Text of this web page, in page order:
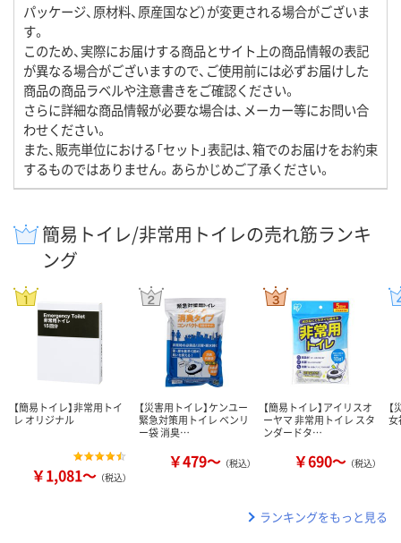
パッケージ、原材料、原産国など）が変更される場合がございま
す。
このため、実際にお届けする商品とサイト上の商品情報の表記
が異なる場合がございますので、ご使用前には必ずお届けした
商品の商品ラベルや注意書きをご確認ください。
さらに詳細な商品情報が必要な場合は、メーカー等にお問い合
わせください。
また、販売単位における「セット」表記は、箱でのお届けをお約束
するものではありません。あらかじめご了承ください。
簡易トイレ/非常用トイレの売れ筋ランキ
ング
【簡易トイレ】非常用トイ
レ オリジナル
￥1,081～ （税込）
【災害用トイレ】ケンユー
緊急対策用トイレ ベンリ
ー袋 消臭…
￥479～ （税込）
【簡易トイレ】アイリスオ
ーヤマ 非常用トイレ スタ
ンダードタ…
￥690～ （税込）
女
ランキングをもっと見る